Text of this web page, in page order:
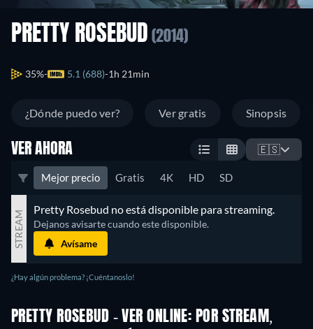
PRETTY ROSEBUD (2014)
35% 5.1 (688) 1h 21min
¿Dónde puedo ver? Ver gratis Sinopsis
VER AHORA 🇪🇸
Mejor precio Gratis 4K HD SD
STREAM Pretty Rosebud no está disponible para streaming.
Dejanos avisarte cuando este disponible.
Avísame
¿Hay algún problema? ¡Cuéntanoslo!
PRETTY ROSEBUD - VER ONLINE: POR STREAM,